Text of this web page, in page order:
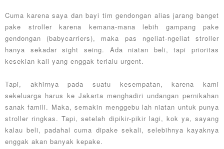
Cuma karena saya dan bayi tim gendongan alias jarang banget
pake stroller karena kemana-mana lebih gampang pake
gendongan (babycarriers), maka pas ngeliat-ngeliat stroller
hanya sekadar sight seing. Ada niatan beli, tapi prioritas
kesekian kali yang enggak terlalu urgent.
Tapi, akhirnya pada suatu kesempatan, karena kami
sekeluarga harus ke Jakarta menghadiri undangan pernikahan
sanak famili. Maka, semakin menggebu lah niatan untuk punya
stroller ringkas. Tapi, setelah dipikir-pikir lagi, kok ya, sayang
kalau beli, padahal cuma dipake sekali, selebihnya kayaknya
enggak akan banyak kepake.